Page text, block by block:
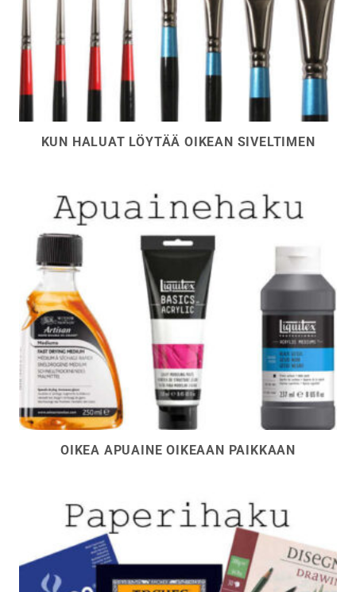
KUN HALUAT LÖYTÄÄ OIKEAN SIVELTIMEN
OIKEA APUAINE OIKEAAN PAIKKAAN